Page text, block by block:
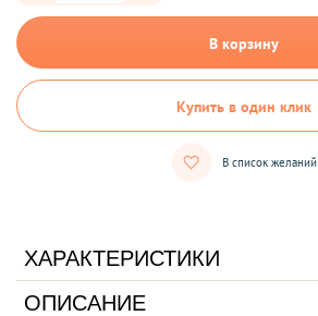
В корзину
Купить в один клик
В список желаний
ХАРАКТЕРИСТИКИ
ОПИСАНИЕ